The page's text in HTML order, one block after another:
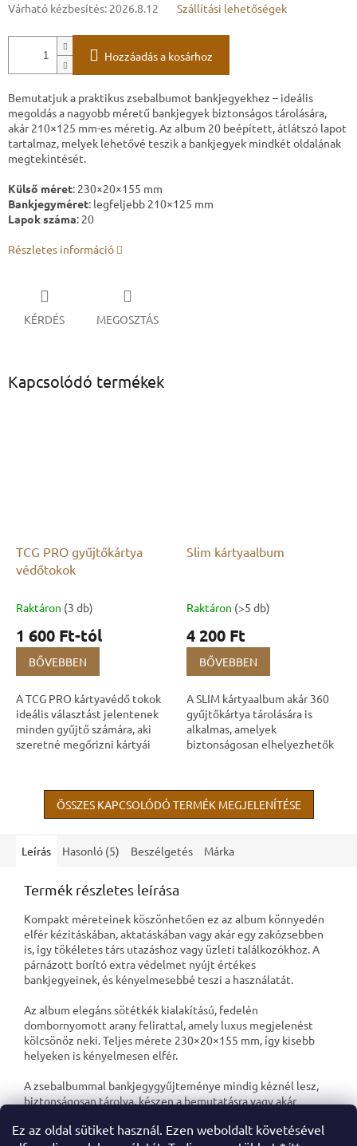
Ez az oldal sütiket használ. Ezen weboldalt követésével
Várható kézbesítés: 2026.8.12 Szállítási lehetőségek
Hozzáadás a kosárhoz
Bemutatjuk a praktikus zsebalbumot bankjegyekhez – ideális
megoldás a nagyobb méretű bankjegyek biztonságos tárolására,
akár 210×125 mm-es méretig. Az album 20 beépített, átlátszó lapot
tartalmaz, melyek lehetővé teszik a bankjegyek mindkét oldalának
megtekintését.
Külső méret: 230×20×155 mm
Bankjegyméret: legfeljebb 210×125 mm
Lapok száma: 20
Részletes információ
KÉRDÉS MEGOSZTÁS
Kapcsolódó termékek
TCG PRO gyűjtőkártya
védőtokok
Raktáron (3 db)
1 600 Ft-tól
BŐVEBBEN
A TCG PRO kártyavédő tokok
ideális választást jelentenek
minden gyűjtő számára, aki
szeretné megőrizni kártyái
tapasztalt...
Slim kártyaalbum
Raktáron (>5 db)
4 200 Ft
BŐVEBBEN
A SLIM kártyaalbum akár 360
gyűjtőkártya tárolására is
alkalmas, amelyek
biztonságosan elhelyezhetők
professzionális és...
ÖSSZES KAPCSOLÓDÓ TERMÉK MEGJELENÍTÉSE
Leírás Hasonló (5) Beszélgetés Márka
Termék részletes leírása
Kompakt méreteinek köszönhetően ez az album könnyedén
elfér kézitáskában, aktatáskában vagy akár egy zakózsebben
is, így tökéletes társ utazáshoz vagy üzleti találkozókhoz. A
párnázott borító extra védelmet nyújt értékes
bankjegyeinek, és kényelmesebbé teszi a használatát.
Az album elegáns sötétkék kialakítású, fedelén
dombornyomott arany felirattal, amely luxus megjelenést
kölcsönöz neki. Teljes mérete 230×20×155 mm, így kisebb
helyeken is kényelmesen elfér.
A zsebalbummal bankjegygyűjteménye mindig kéznél lesz,
biztonságosan tárolva, készen a bemutatásra vagy akár